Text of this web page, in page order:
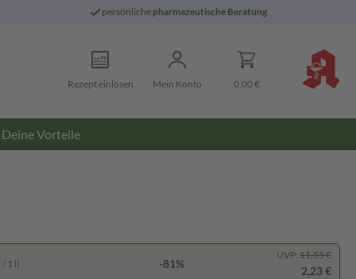
persönliche pharmazeutische Beratung
Rezept einlösen Mein Konto 0,00 €
Deine Vorteile
1 l) -81%
UVP: 11,55 €
2,23 €